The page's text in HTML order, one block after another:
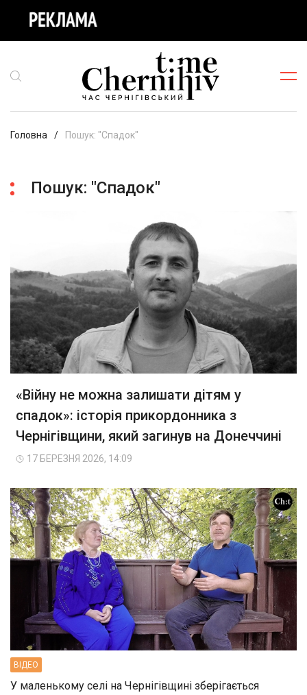
Головна Пошук: "Спадок"
Пошук: "Спадок"
«Війну не можна залишати дітям у
спадок»: історія прикордонника з
Чернігівщини, який загинув на Донеччині
17 БЕРЕЗНЯ 2026, 14:09
ВIДЕО
У маленькому селі на Чернігівщині зберігається